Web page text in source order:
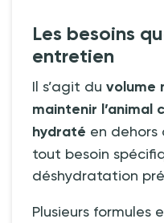
Les besoins
entretien
Il s’agit du volume
maintenir l’animal
hydraté en
tout besoin
déshydratation
Plusieurs formules